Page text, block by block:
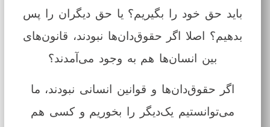
باید حق خود را بگیریم؟ یا حق دیگران را پس
بدهیم؟ اصلا اگر حقوق‌دان‌ها نبودند، قانون‌های
بین انسان‌ها هم به وجود می‌آمدند؟
اگر حقوق‌دان‌ها و قوانین انسانی نبودند، ما
می‌توانستیم یک‌دیگر را بخوریم و کسی هم